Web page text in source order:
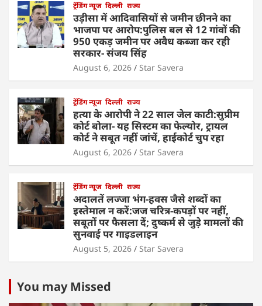
ट्रेंडिंग न्यूज दिल्ली राज्य
उड़ीसा में आदिवासियों से जमीन छीनने का
भाजपा पर आरोप:पुलिस बल से 12 गांवों की
950 एकड़ जमीन पर अवैध कब्जा कर रही
सरकार- संजय सिंह
August 6, 2026 Star Savera
ट्रेंडिंग न्यूज दिल्ली राज्य
हत्या के आरोपी ने 22 साल जेल काटी:सुप्रीम
कोर्ट बोला- यह सिस्टम का फेल्योर, ट्रायल
कोर्ट ने सबूत नहीं जांचें, हाईकोर्ट चुप रहा
August 6, 2026 Star Savera
ट्रेंडिंग न्यूज दिल्ली राज्य
अदालतें लज्जा भंग-हवस जैसे शब्दों का
इस्तेमाल न करें:जज चरित्र-कपड़ों पर नहीं,
सबूतों पर फैसला दें; दुष्कर्म से जुड़े मामलों की
सुनवाई पर गाइडलाइन
August 5, 2026 Star Savera
You may Missed